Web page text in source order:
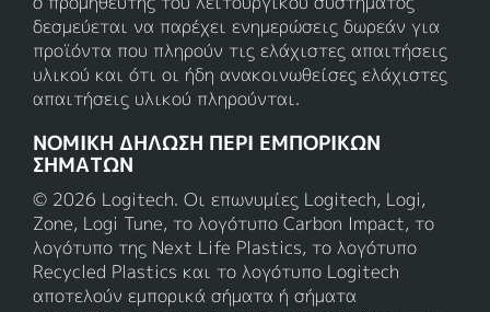
δεσμεύεται να παρέχει ενημερώσεις δωρεάν για
προϊόντα που πληρούν τις ελάχιστες απαιτήσεις
υλικού και ότι οι ήδη ανακοινωθείσες ελάχιστες
απαιτήσεις υλικού πληρούνται.
ΝΟΜΙΚΗ ΔΗΛΩΣΗ ΠΕΡΙ ΕΜΠΟΡΙΚΩΝ
ΣΗΜΑΤΩΝ
© 2026 Logitech. Οι επωνυμίες Logitech, Logi,
Zone, Logi Tune, το λογότυπο Carbon Impact, το
λογότυπο της Next Life Plastics, το λογότυπο
Recycled Plastics και το λογότυπο Logitech
αποτελούν εμπορικά σήματα ή σήματα